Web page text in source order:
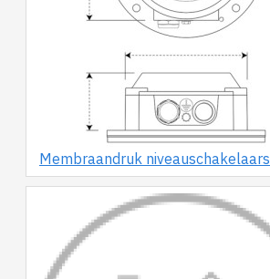
Membraandruk niveauschakelaars